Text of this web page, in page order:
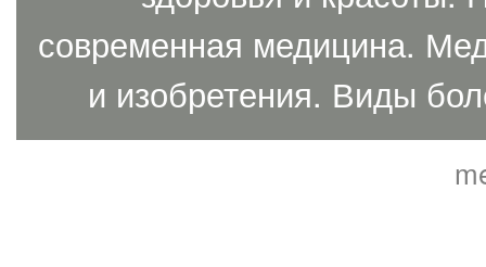
современная медицина.
и изобретения. Виды